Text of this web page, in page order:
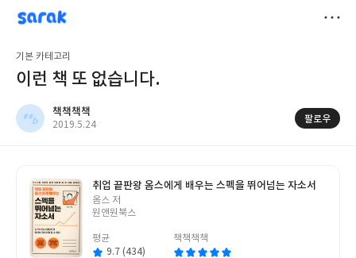
sarak
책책책책
기본 카테고리
이런 책 또 없습니다.
책책책책
작
2019.5.24
팔로우
취업 끝판왕 옴스에게 배우는 스펙을 뛰어넘는 자소서
글
쓴
옴스 저
원앤원북스
평균
9.7 (434)
책책책책